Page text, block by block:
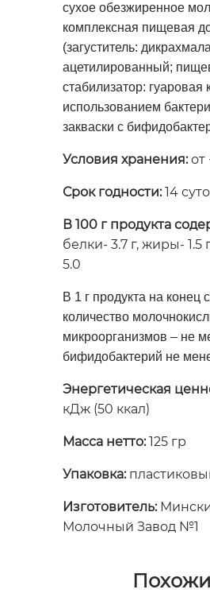
сухое обезжиренное
комплексная пищевая
(загуститель:
ацетилированный;
стабилизатор: гуаровая
использованием
закваски с
Условия хранения:от
Срок годности:14
В 100 г продукта
белки- 3.7 г, жиры- 1.5
5.0
В 1 г продукта на конец
количество
микроорганизмов – не
бифидобактерий не
Энергетическая
кДж (50 ккал)
Масса нетто:125 гр
Упаковка:
Изготовитель:
Молочный Завод №1